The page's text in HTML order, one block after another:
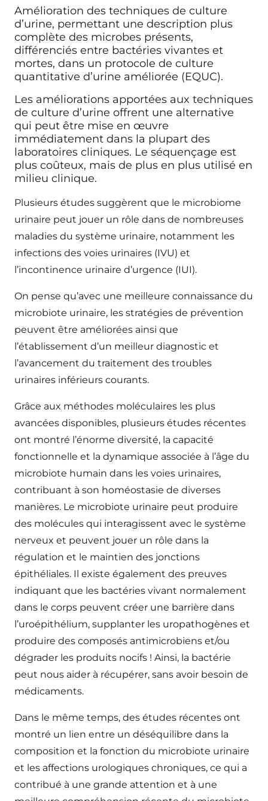
Amélioration des techniques de culture
d’urine, permettant une description plus
complète des microbes présents,
différenciés entre bactéries vivantes et
mortes, dans un protocole de culture
quantitative d’urine améliorée (EQUC).
Les améliorations apportées aux techniques
de culture d’urine offrent une alternative
qui peut être mise en œuvre
immédiatement dans la plupart des
laboratoires cliniques. Le séquençage est
plus coûteux, mais de plus en plus utilisé en
milieu clinique.
Plusieurs études suggèrent que le microbiome
urinaire peut jouer un rôle dans de nombreuses
maladies du système urinaire, notamment les
infections des voies urinaires (IVU) et
l’incontinence urinaire d’urgence (IUI).
On pense qu’avec une meilleure connaissance du
microbiote urinaire, les stratégies de prévention
peuvent être améliorées ainsi que
l’établissement d’un meilleur diagnostic et
l’avancement du traitement des troubles
urinaires inférieurs courants.
Grâce aux méthodes moléculaires les plus
avancées disponibles, plusieurs études récentes
ont montré l’énorme diversité, la capacité
fonctionnelle et la dynamique associée à l’âge du
microbiote humain dans les voies urinaires,
contribuant à son homéostasie de diverses
manières. Le microbiote urinaire peut produire
des molécules qui interagissent avec le système
nerveux et peuvent jouer un rôle dans la
régulation et le maintien des jonctions
épithéliales. Il existe également des preuves
indiquant que les bactéries vivant normalement
dans le corps peuvent créer une barrière dans
l’uroépithélium, supplanter les uropathogènes et
produire des composés antimicrobiens et/ou
dégrader les produits nocifs ! Ainsi, la bactérie
peut nous aider à récupérer, sans avoir besoin de
médicaments.
Dans le même temps, des études récentes ont
montré un lien entre un déséquilibre dans la
composition et la fonction du microbiote urinaire
et les affections urologiques chroniques, ce qui a
contribué à une grande attention et à une